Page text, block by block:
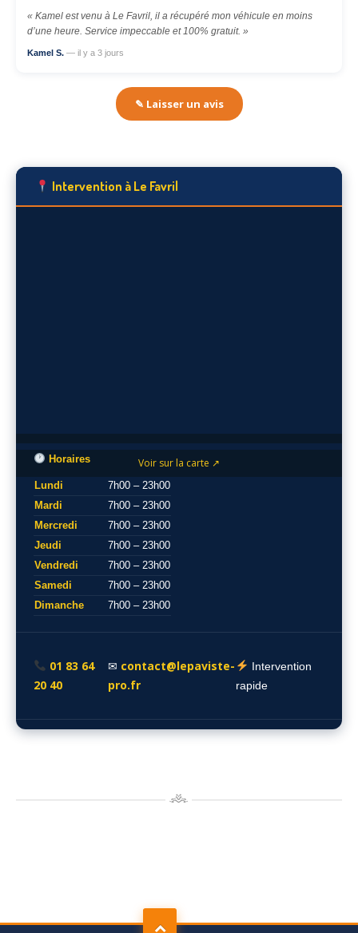
« Kamel est venu à Le Favril, il a récupéré mon véhicule en moins
d’une heure. Service impeccable et 100% gratuit. »
Kamel S. — il y a 3 jours
✎ Laisser un avis
Intervention à Le Favril
Voir sur la carte ↗
Horaires
Lundi
7h00 – 23h00
Mardi
7h00 – 23h00
Mercredi
7h00 – 23h00
Jeudi
7h00 – 23h00
Vendredi
7h00 – 23h00
Samedi
7h00 – 23h00
Dimanche
7h00 – 23h00
01 83 64
20 40
✉ contact@lepaviste-
pro.fr
Intervention
rapide